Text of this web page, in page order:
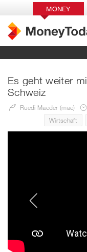
MONEY
Es geht weiter
Schweiz
Ruedi Maeder (mae)
Wirtschaft